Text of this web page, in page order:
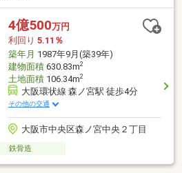
4億500万円
利回り 5.11％
築年月 1987年9月(築39年)
建物面積630.83m2
土地面積106.34m2
大阪環状線 森ノ宮駅 徒歩4分
その他の交通
大阪市中央区森ノ宮中央２丁目
鉄骨造